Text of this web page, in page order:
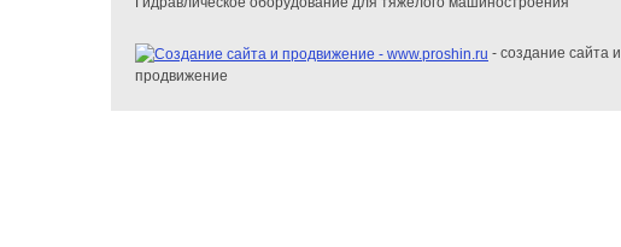
- создание сайта и
продвижение